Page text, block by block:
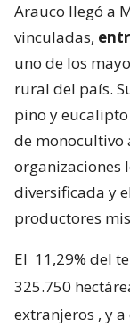
Arauco llegó a
vinculadas,
uno de los
rural del país.
pino y
de monocultivo
organizaciones
diversificada y
productores
El 11,29% del
325.750
extranjeros , y